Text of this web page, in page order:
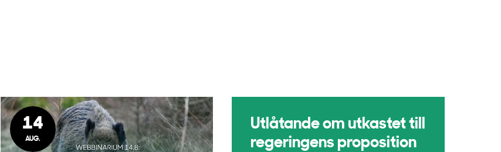
14
AUG.
Utlåtande om utkastet till
regeringens proposition